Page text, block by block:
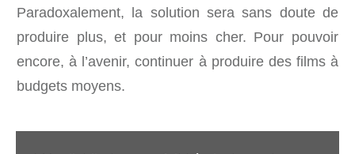
Paradoxalement, la solution sera sans doute de
produire plus, et pour moins cher. Pour pouvoir
encore, à l’avenir, continuer à produire des films à
budgets moyens.